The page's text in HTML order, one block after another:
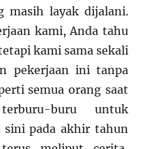
masih layak dijalani.
kami, Anda tahu
kami sama sekali
pekerjaan ini tanpa
semua orang saat
buru untuk
sini pada akhir tahun